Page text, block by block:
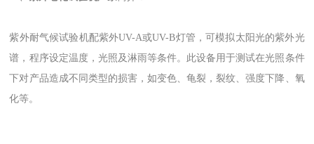
紫外耐气候试验机配紫外UV-A或UV-B灯管，可模拟太阳光的紫外光
谱，程序设定温度，光照及淋雨等条件。此设备用于测试在光照条件
下对产品造成不同类型的损害，如变色、龟裂，裂纹、强度下降、氧
化等。